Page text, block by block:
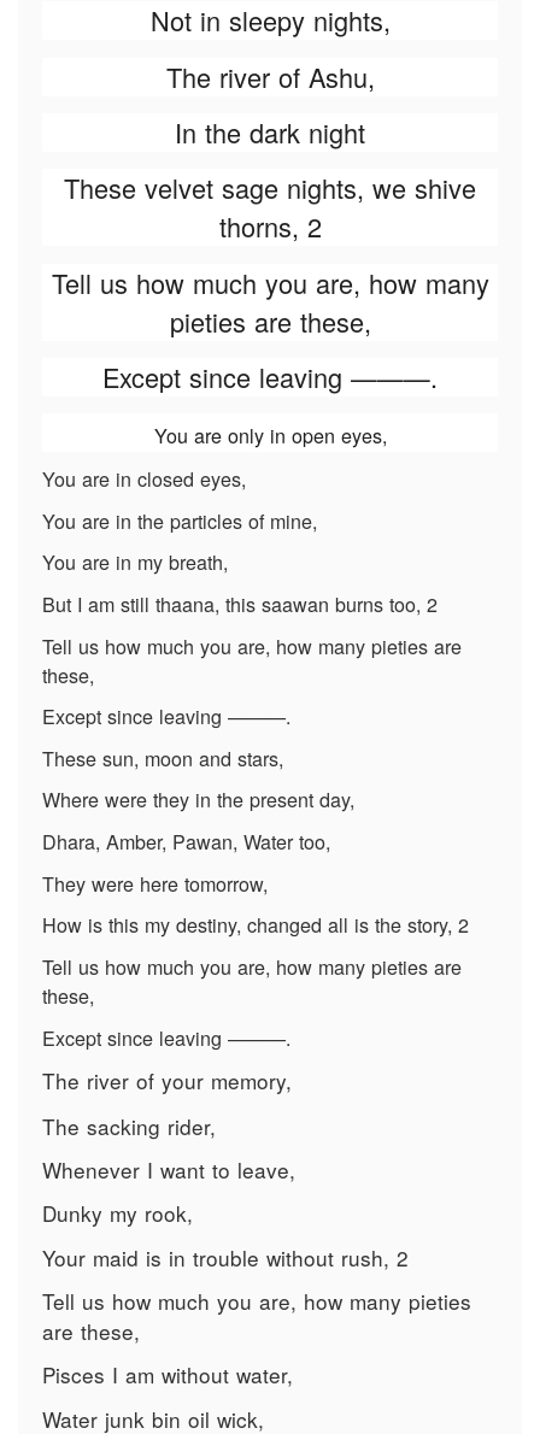
Not in sleepy nights,
The river of Ashu,
In the dark night
These velvet sage nights, we shive
thorns, 2
Tell us how much you are, how many
pieties are these,
Except since leaving ———.
You are only in open eyes,
You are in closed eyes,
You are in the particles of mine,
You are in my breath,
But I am still thaana, this saawan burns too, 2
Tell us how much you are, how many pieties are
these,
Except since leaving ———.
These sun, moon and stars,
Where were they in the present day,
Dhara, Amber, Pawan, Water too,
They were here tomorrow,
How is this my destiny, changed all is the story, 2
Tell us how much you are, how many pieties are
these,
Except since leaving ———.
The river of your memory,
The sacking rider,
Whenever I want to leave,
Dunky my rook,
Your maid is in trouble without rush, 2
Tell us how much you are, how many pieties
are these,
Pisces I am without water,
Water junk bin oil wick,